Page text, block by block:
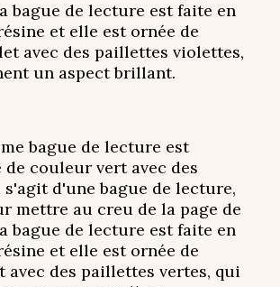
bague de lecture est faite en
et elle est ornée de
avec des paillettes violettes,
un aspect brillant.
bague de lecture est
de couleur vert avec des
d'une bague de lecture,
mettre au creu de la page de
bague de lecture est faite en
et elle est ornée de
avec des paillettes vertes, qui